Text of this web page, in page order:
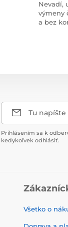
Nevadí,
výmeny
a bez
Tu napíšte
Prihlásením sa k
kedykoľvek odhlásiť.
Všetko o